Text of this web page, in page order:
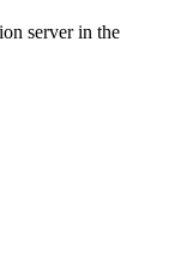
server in the